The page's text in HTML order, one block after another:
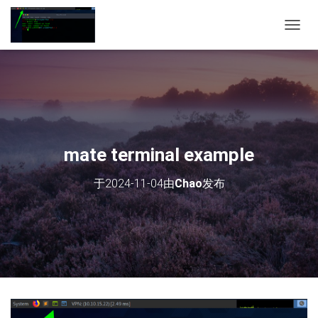
换
mate terminal example
于2024-11-04由Chao发布